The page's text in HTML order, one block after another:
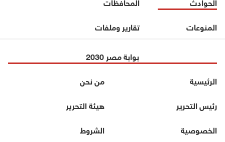
المنوعات
تقارير وملفات
بوابة مصر 2030
الرئيسية
من نحن
رئيس التحرير
هيئة التحرير
الخصوصية
الشروط